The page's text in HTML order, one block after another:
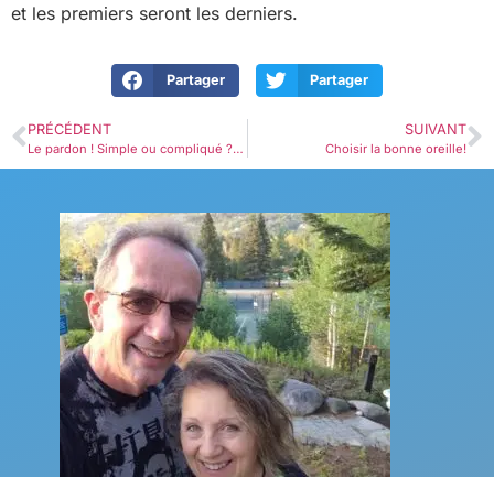
et les premiers seront les derniers.
Partager Partager
PRÉCÉDENT
Le pardon ! Simple ou compliqué ? Facile ou difficile ?
SUIVANT
Choisir la bonne oreille!